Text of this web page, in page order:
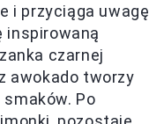
i przyciąga uwagę
inspirowaną
czarnej
awokado tworzy
Po